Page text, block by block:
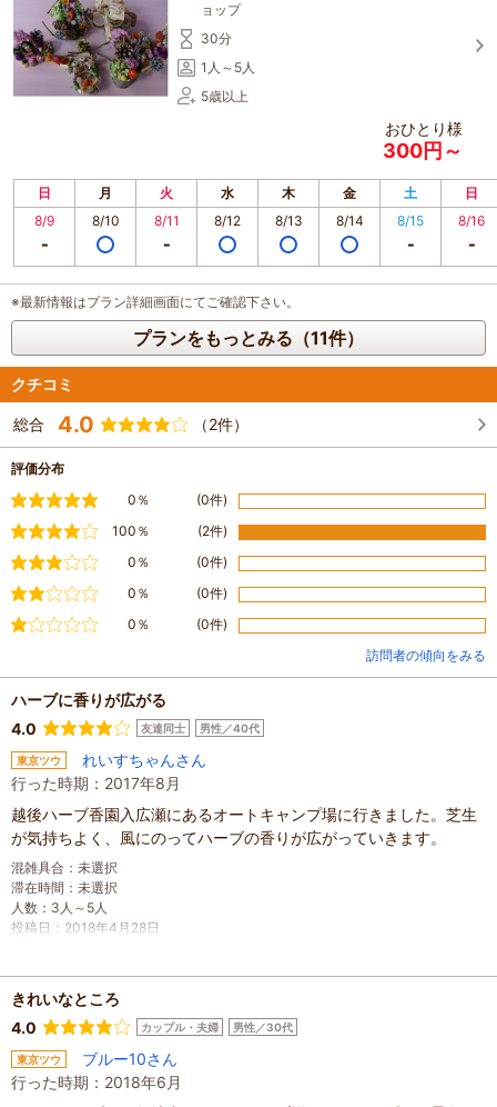
ョップ
30分
1人～5人
5歳以上
おひとり様
300円～
日 月 火 水 木 金 土
日
8/9
8/10 8/11 8/12 8/13 8/14 8/15 8/16
※最新情報はプラン詳細画面にてご確認下さい。
プランをもっとみる（11件）
クチコミ
総合 4.0 （2件）
評価分布
満足0％ (0件)
やや満足
100％ (2件)
普通0％ (0件)
やや不満
0％ (0件)
不満0％
(0件)
訪問者の傾向をみる
ハーブに香りが広がる
4.0
友達同士 男性／40代
東京ツウ
れいすちゃんさん
行った時期：2017年8月
越後ハーブ香園入広瀬にあるオートキャンプ場に行きました。芝生
が気持ちよく、風にのってハーブの香りが広がっていきます。
混雑具合 ： 未選択
滞在時間 ： 未選択
人数 ： 3人～5人
投稿日 ： 2018年4月28日
きれいなところ
4.0
カップル・夫婦 男性／30代
東京ツウ
ブルー10さん
行った時期：2018年6月